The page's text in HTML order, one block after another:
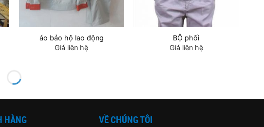
áo bảo hộ lao động
Giá liên hệ
BỘ phối
Giá liên hệ